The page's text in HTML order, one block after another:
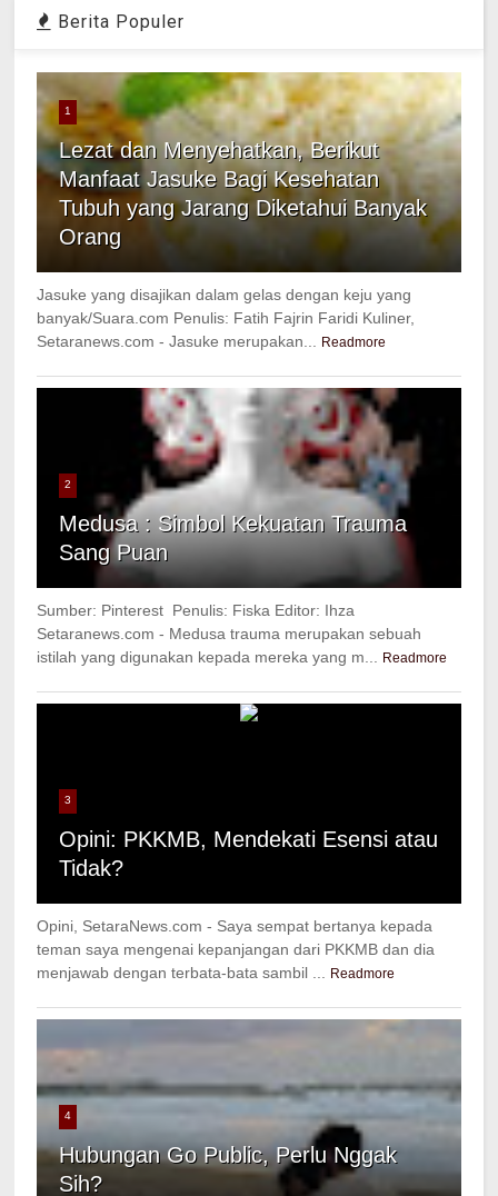
Berita Populer
1
Lezat dan Menyehatkan, Berikut
Manfaat Jasuke Bagi Kesehatan
Tubuh yang Jarang Diketahui Banyak
Orang
Jasuke yang disajikan dalam gelas dengan keju yang
banyak/Suara.com Penulis: Fatih Fajrin Faridi Kuliner,
Setaranews.com - Jasuke merupakan...
Readmore
2
Medusa : Simbol Kekuatan Trauma
Sang Puan
Sumber: Pinterest Penulis: Fiska Editor: Ihza
Setaranews.com - Medusa trauma merupakan sebuah
istilah yang digunakan kepada mereka yang m...
Readmore
3
Opini: PKKMB, Mendekati Esensi atau
Tidak?
Opini, SetaraNews.com - Saya sempat bertanya kepada
teman saya mengenai kepanjangan dari PKKMB dan dia
menjawab dengan terbata-bata sambil ...
Readmore
4
Hubungan Go Public, Perlu Nggak
Sih?